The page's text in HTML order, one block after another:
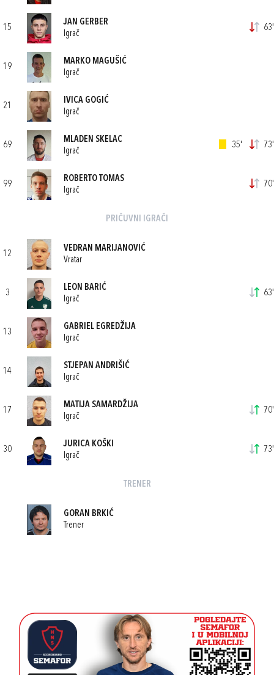
15
JAN GERBER
Igrač
63'
19
MARKO MAGUŠIĆ
Igrač
21
IVICA GOGIĆ
Igrač
69
MLADEN SKELAC
Igrač
35' 73'
99
ROBERTO TOMAS
Igrač
70'
PRIČUVNI IGRAČI
12
VEDRAN MARIJANOVIĆ
Vratar
3
LEON BARIĆ
Igrač
63'
13
GABRIEL EGREDŽIJA
Igrač
14
STJEPAN ANDRIŠIĆ
Igrač
17
MATIJA SAMARDŽIJA
Igrač
70'
30
JURICA KOŠKI
Igrač
73'
TRENER
GORAN BRKIĆ
Trener